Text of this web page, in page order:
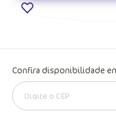
Confira disponibilidade